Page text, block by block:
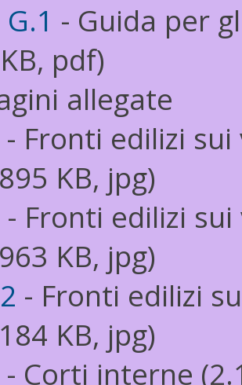
- Guida per
pdf)
allegate
- Fronti edilizi
KB, jpg)
- Fronti edilizi
KB, jpg)
- Fronti edilizi
KB, jpg)
- Corti interne